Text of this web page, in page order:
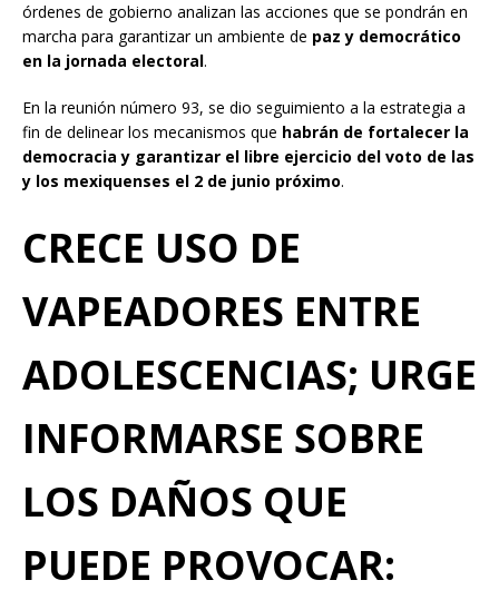
órdenes de gobierno analizan las acciones que se pondrán en
marcha para garantizar un ambiente de paz y democrático
en la jornada electoral.
En la reunión número 93, se dio seguimiento a la estrategia a
fin de delinear los mecanismos que habrán de fortalecer la
democracia y garantizar el libre ejercicio del voto de las
y los mexiquenses el 2 de junio próximo.
CRECE USO DE
VAPEADORES ENTRE
ADOLESCENCIAS; URGE
INFORMARSE SOBRE
LOS DAÑOS QUE
PUEDE PROVOCAR: